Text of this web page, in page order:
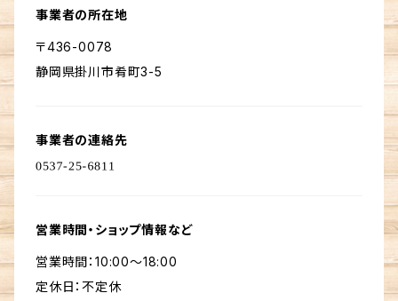
事業者の所在地
〒436-0078
静岡県掛川市肴町3-5
事業者の連絡先
営業時間・ショップ情報など
営業時間：10:00～18:00
定休日：不定休